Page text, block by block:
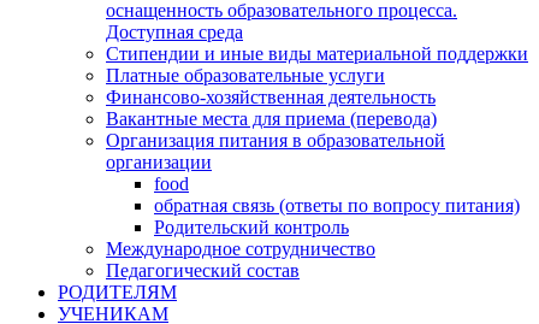
оснащенность образовательного процесса.
Доступная среда
Стипендии и иные виды материальной поддержки
Платные образовательные услуги
Финансово-хозяйственная деятельность
Вакантные места для приема (перевода)
Организация питания в образовательной
организации
food
обратная связь (ответы по вопросу питания)
Родительский контроль
Международное сотрудничество
Педагогический состав
РОДИТЕЛЯМ
УЧЕНИКАМ